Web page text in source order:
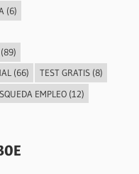
(6)
(66) TEST GRATIS(8)
EMPLEO(12)